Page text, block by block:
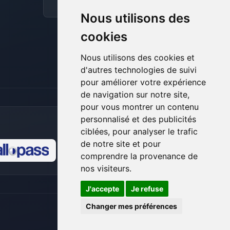
Nous utilisons des
cookies
Nous utilisons des cookies et
d'autres technologies de suivi
pour améliorer votre expérience
de navigation sur notre site,
pour vous montrer un contenu
personnalisé et des publicités
ciblées, pour analyser le trafic
de notre site et pour
comprendre la provenance de
nos visiteurs.
J'accepte
Je refuse
Changer mes préférences
09/08/2026 à 12:04